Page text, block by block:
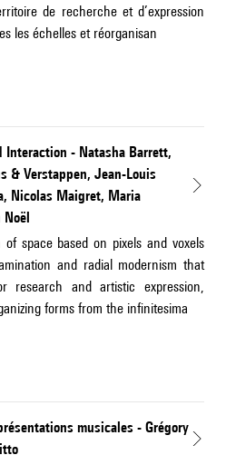
de recherche et d’expression
les échelles et réorganisan
- Natasha Barrett,
& Verstappen, Jean-Louis
Nicolas Maigret, Maria
of space based on pixels and voxels
and radial modernism that
and artistic expression,
forms from the infinitesima
musicales - Grégory